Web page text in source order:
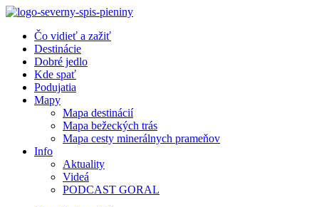
Preskočiť
obsah
Čo vidieť a zažiť
Destinácie
Dobré jedlo
Kde spať
Podujatia
Mapy
Mapa destinácií
Mapa bežeckých trás
Mapa cesty minerálnych prameňov
Info
Aktuality
Videá
PODCAST GORAL